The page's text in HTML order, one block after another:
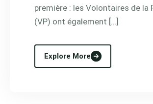
première : les Volontaires de la
(VP) ont également […]
Explore More